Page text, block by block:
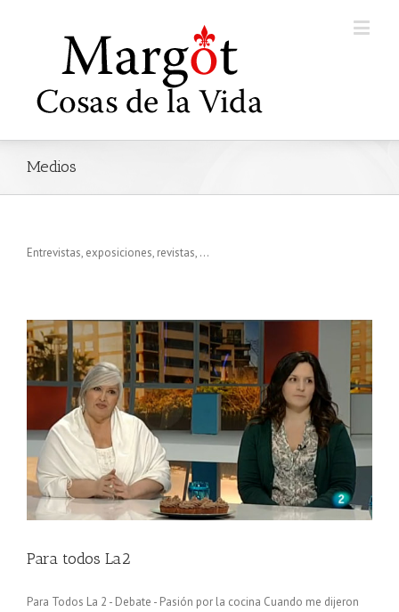
Medios
Entrevistas, exposiciones, revistas, …
Para todos La2
Para Todos La 2 - Debate - Pasión por la cocina Cuando me dijeron